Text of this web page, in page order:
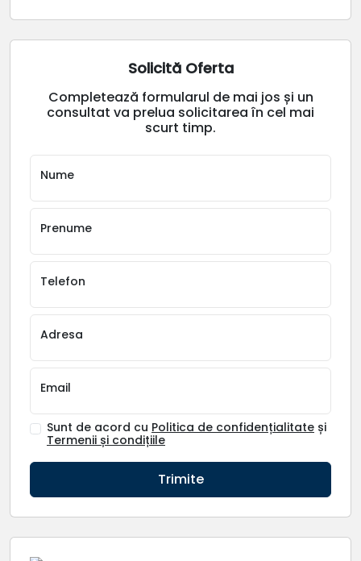
Solicită Oferta
Completează formularul de mai jos și un
consultat va prelua solicitarea în cel mai
scurt timp.
Nume
Prenume
Telefon
Adresa
Email
Sunt de acord cu Politica de confidențialitate și
Termenii și condițiile
Trimite